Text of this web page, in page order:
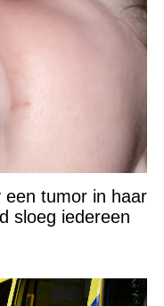
tumor in haar
sloeg iedereen